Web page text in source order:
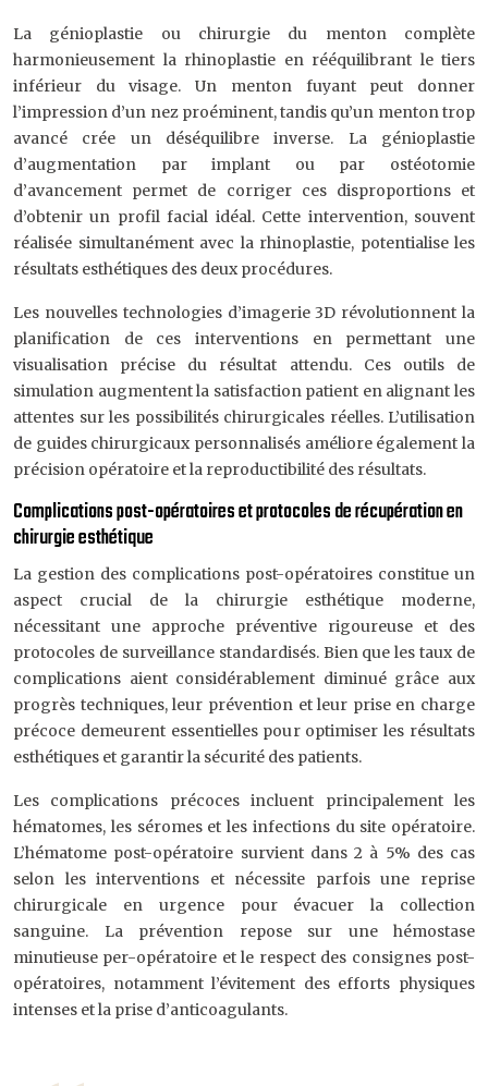
La génioplastie ou chirurgie du menton complète
harmonieusement la rhinoplastie en rééquilibrant le tiers
inférieur du visage. Un menton fuyant peut donner
l’impression d’un nez proéminent, tandis qu’un menton trop
avancé crée un déséquilibre inverse. La génioplastie
d’augmentation par implant ou par ostéotomie
d’avancement permet de corriger ces disproportions et
d’obtenir un profil facial idéal. Cette intervention, souvent
réalisée simultanément avec la rhinoplastie, potentialise les
résultats esthétiques des deux procédures.
Les nouvelles technologies d’imagerie 3D révolutionnent la
planification de ces interventions en permettant une
visualisation précise du résultat attendu. Ces outils de
simulation augmentent la satisfaction patient en alignant les
attentes sur les possibilités chirurgicales réelles. L’utilisation
de guides chirurgicaux personnalisés améliore également la
précision opératoire et la reproductibilité des résultats.
Complications post-opératoires et protocoles de récupération en
chirurgie esthétique
La gestion des complications post-opératoires constitue un
aspect crucial de la chirurgie esthétique moderne,
nécessitant une approche préventive rigoureuse et des
protocoles de surveillance standardisés. Bien que les taux de
complications aient considérablement diminué grâce aux
progrès techniques, leur prévention et leur prise en charge
précoce demeurent essentielles pour optimiser les résultats
esthétiques et garantir la sécurité des patients.
Les complications précoces incluent principalement les
hématomes, les séromes et les infections du site opératoire.
L’hématome post-opératoire survient dans 2 à 5% des cas
selon les interventions et nécessite parfois une reprise
chirurgicale en urgence pour évacuer la collection
sanguine. La prévention repose sur une hémostase
minutieuse per-opératoire et le respect des consignes post-
opératoires, notamment l’évitement des efforts physiques
intenses et la prise d’anticoagulants.